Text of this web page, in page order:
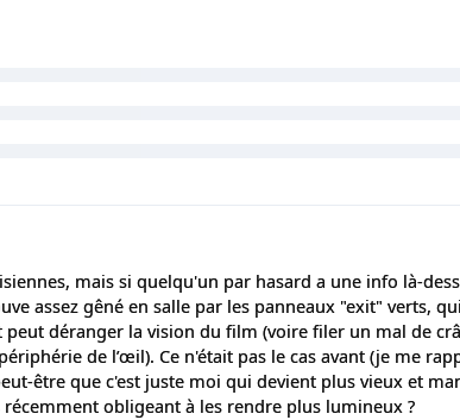
mais si quelqu'un par hasard a une info là-
assez gêné en salle par les panneaux "exit" verts,
déranger la vision du film (voire filer un mal de
de l’œil). Ce n'était pas le cas avant (je me
être que c'est juste moi qui devient plus vieux et
obligeant à les rendre plus lumineux ?